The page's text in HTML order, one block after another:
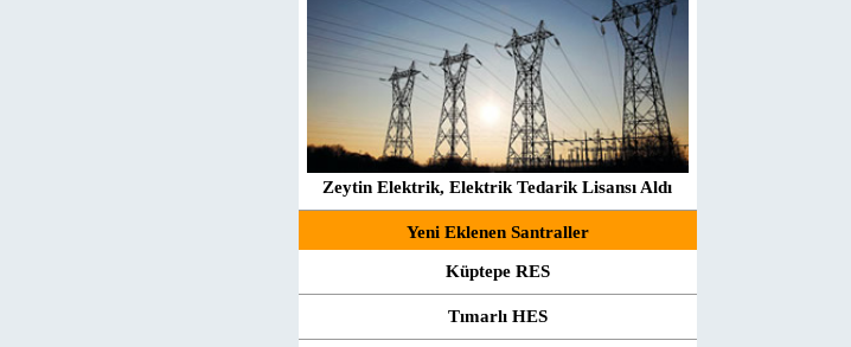
Zeytin Elektrik, Elektrik Tedarik Lisansı Aldı
Yeni Eklenen Santraller
Küptepe RES
Tımarlı HES